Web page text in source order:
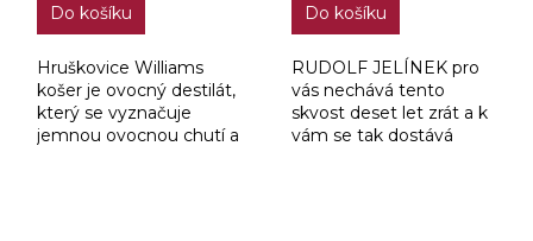
Do košíku
Hruškovice Williams
košer je ovocný destilát,
který se vyznačuje
jemnou ovocnou chutí a
Do košíku
RUDOLF JELÍNEK pro
vás nechává tento
skvost deset let zrát a k
vám se tak dostává